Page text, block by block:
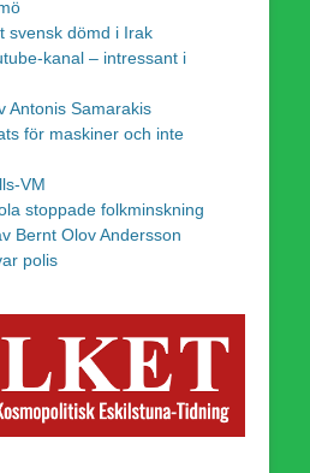
svensk dömd i Irak
kanal – intressant i
Antonis Samarakis
för maskiner och inte
VM
stoppade folkminskning
Bernt Olov Andersson
polis